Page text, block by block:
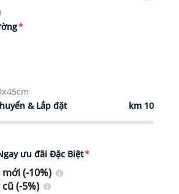
*
& Lắp đặt
km 10
ưu đãi Đặc Biệt*
(-10%)
(-5%)